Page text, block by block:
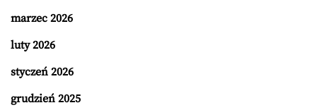
marzec 2026
luty 2026
styczeń 2026
grudzień 2025